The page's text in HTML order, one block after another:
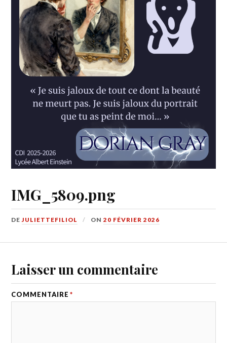
IMG_5809.png
DEJULIETTEFILIOL ON20 FÉVRIER 2026
Laisser un commentaire
COMMENTAIRE *